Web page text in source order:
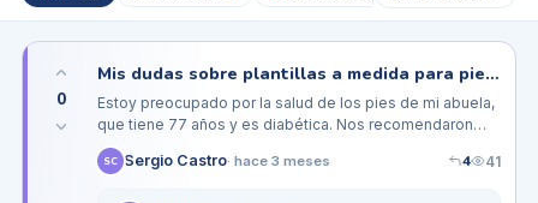
0
Mis dudas sobre plantillas a medida para pies diabéticos de mi abuela de 77 años
Estoy preocupado por la salud de los pies de mi abuela,
que tiene 77 años y es diabética. Nos recomendaron
unas plantillas a medida, pero me genera dudas saber si
realmente le…
SC Sergio Castro· hace 3 meses 4 41